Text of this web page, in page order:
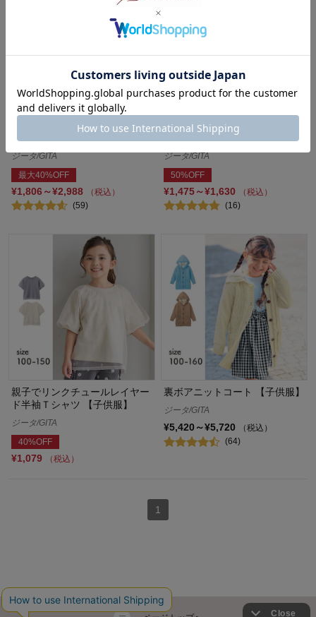
裾フリンジストレッチスキニー
ロングパンツ 【レビューで高評
価！】【子供ズボン】
ジータ/GITA
最大40%OFF
¥1,806～¥2,988
（税込）
(59)
リボンビスチェ風長袖ワンピー
ス 【子供服 きょうだいリン
ジータ/GITA
50%OFF
¥1,475～¥1,630
（税込）
(16)
親子でリンクチュールレイヤー
ド半袖Ｔシャツ 【子供服】
ジータ/GITA
40%OFF
¥1,079 （税込）
裏ボアニットコート 【子供服】
ジータ/GITA
¥5,420～¥5,720
（税込）
(64)
1